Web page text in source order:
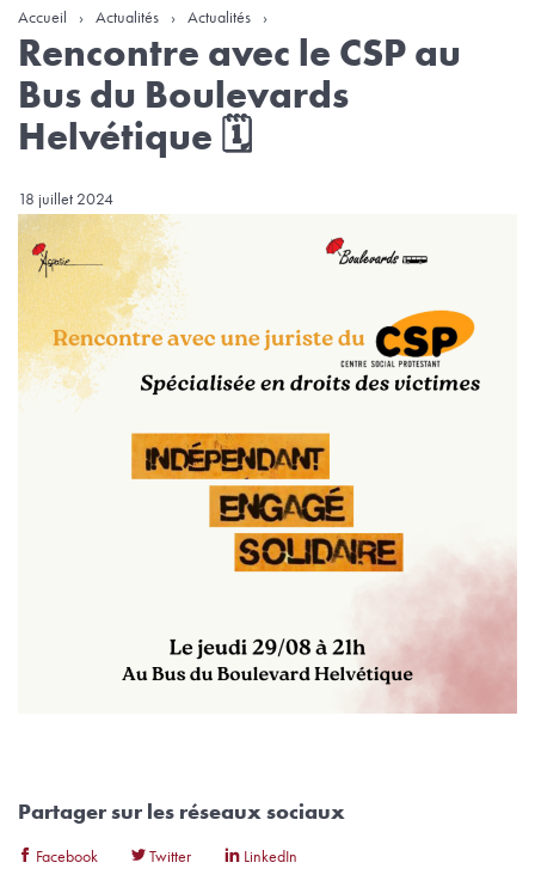
Accueil › Actualités › Actualités ›
Rencontre avec le CSP au
Bus du Boulevards
Helvétique 🗓
18 juillet 2024
Partager sur les réseaux sociaux
Facebook Twitter LinkedIn